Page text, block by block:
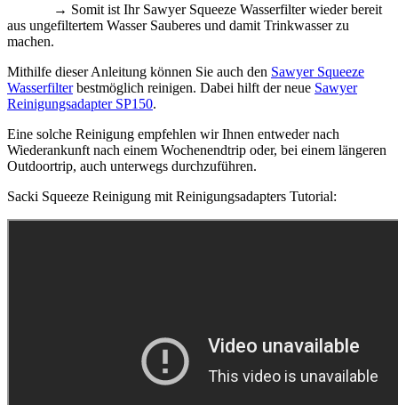
→ Somit ist Ihr Sawyer Squeeze Wasserfilter wieder bereit
aus ungefiltertem Wasser Sauberes und damit Trinkwasser zu
machen.
Mithilfe dieser Anleitung können Sie auch den Sawyer Squeeze
Wasserfilterbestmöglich reinigen. Dabei hilft der neue Sawyer
Reinigungsadapter SP150.
Eine solche Reinigung empfehlen wir Ihnen entweder nach
Wiederankunft nach einem Wochenendtrip oder, bei einem längeren
Outdoortrip, auch unterwegs durchzuführen.
Sacki Squeeze Reinigung mit Reinigungsadapters Tutorial: